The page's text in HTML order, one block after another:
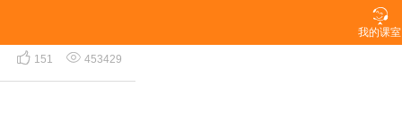

我的课室
 151  453429